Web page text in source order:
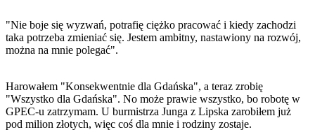
"Nie boje się wyzwań, potrafię ciężko pracować i kiedy zachodzi
taka potrzeba zmieniać się. Jestem ambitny, nastawiony na rozwój,
można na mnie polegać".
Harowałem "Konsekwentnie dla Gdańska", a teraz zrobię
"Wszystko dla Gdańska". No może prawie wszystko, bo robotę w
GPEC-u zatrzymam. U burmistrza Junga z Lipska zarobiłem już
pod milion złotych, więc coś dla mnie i rodziny zostaje.